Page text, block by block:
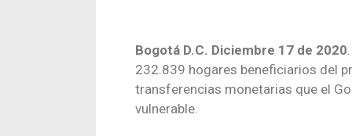
Bogotá D.C. Diciembre 17 de 2020
232.839 hogares beneficiarios del
transferencias monetarias que el
vulnerable.